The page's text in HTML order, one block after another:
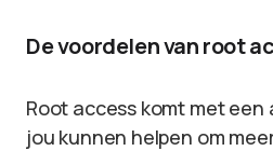
De voordelen van root
Root access komt met
jou kunnen helpen om